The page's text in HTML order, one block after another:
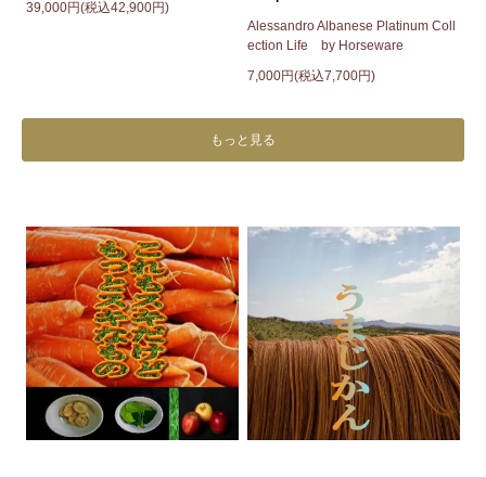
39,000円(税込42,900円)
Alessandro Albanese Platinum Coll
ection Life by Horseware
7,000円(税込7,700円)
もっと見る